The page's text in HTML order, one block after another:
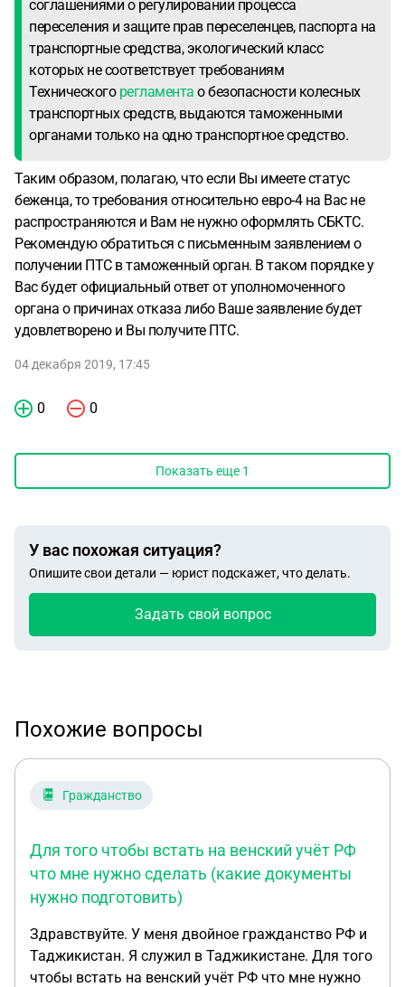
соглашениями о регулировании процесса
переселения и защите прав переселенцев, паспорта на
транспортные средства, экологический класс
которых не соответствует требованиям
Технического регламента о безопасности колесных
транспортных средств, выдаются таможенными
органами только на одно транспортное средство.
Таким образом, полагаю, что если Вы имеете статус
беженца, то требования относительно евро-4 на Вас не
распространяются и Вам не нужно оформлять СБКТС.
Рекомендую обратиться с письменным заявлением о
получении ПТС в таможенный орган. В таком порядке у
Вас будет официальный ответ от уполномоченного
органа о причинах отказа либо Ваше заявление будет
удовлетворено и Вы получите ПТС.
04 декабря 2019, 17:45
0 0
Показать еще 1
У вас похожая ситуация?
Опишите свои детали — юрист подскажет, что делать.
Задать свой вопрос
Похожие вопросы
Гражданство
Для того чтобы встать на венский учёт РФ
что мне нужно сделать (какие документы
нужно подготовить)
Здравствуйте. У меня двойное гражданство РФ и
Таджикистан. Я служил в Таджикистане. Для того
чтобы встать на венский учёт РФ что мне нужно